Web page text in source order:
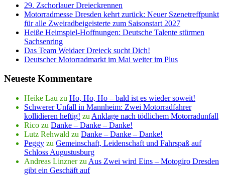
29. Zschorlauer Dreieckrennen
Motorradmesse Dresden kehrt zurück: Neuer Szenetreffpunkt
für alle Zweiradbeigeisterte zum Saisonstart 2027
Heiße Heimspiel-Hoffnungen: Deutsche Talente stürmen
Sachsenring
Das Team Weidaer Dreieck sucht Dich!
Deutscher Motorradmarkt im Mai weiter im Plus
Neueste Kommentare
Heike Lau zu Ho, Ho, Ho – bald ist es wieder soweit!
Schwerer Unfall in Mannheim: Zwei Motorradfahrer
kollidieren heftig! zu Anklage nach tödlichem Motorradunfall
Rico zu Danke – Danke – Danke!
Lutz Rehwald zu Danke – Danke – Danke!
Peggy zu Gemeinschaft, Leidenschaft und Fahrspaß auf
Schloss Augustusburg
Andreas Linznerzu Aus Zwei wird Eins – Motogiro Dresden
gibt ein Geschäft auf